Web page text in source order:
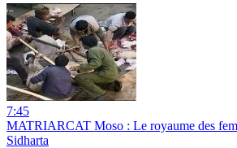
7:45
MATRIARCAT Moso : Le royaume des
Sidharta